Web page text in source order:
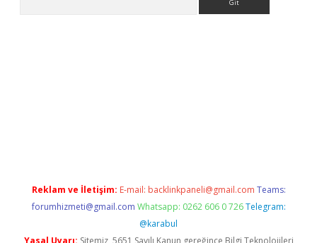
Reklam ve İletişim: E-mail: backlinkpaneli@gmail.com Teams:
forumhizmeti@gmail.com Whatsapp: 0262 606 0 726 Telegram:
@karabul
Yasal Uyarı: Sitemiz, 5651 Sayılı Kanun gereğince Bilgi Teknolojileri